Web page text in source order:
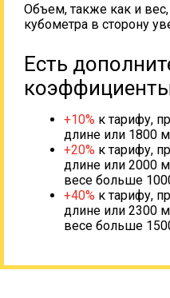
Объем, также как и
кубометра в сторону
Есть
+10% к тарифу,
длине или 1800
+20% к тарифу,
длине или 2000
весе больше
+40% к тарифу,
длине или 2300
весе больше